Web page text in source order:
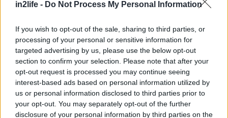
in2life - Do Not Process My Personal Information
If you wish to opt-out of the sale, sharing to third parties, or
processing of your personal or sensitive information for
targeted advertising by us, please use the below opt-out
section to confirm your selection. Please note that after your
opt-out request is processed you may continue seeing
interest-based ads based on personal information utilized by
us or personal information disclosed to third parties prior to
your opt-out. You may separately opt-out of the further
disclosure of your personal information by third parties on the
Επιστροφή στο χωριό
για να ανακτήσουμε
δυνάμεις, με τις πίτες,
τα γλυκά και τα